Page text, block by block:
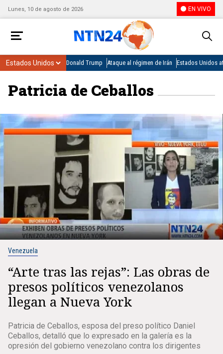
Lunes, 10 de agosto de 2026 EN VIVO
Donald Trump Ataque al régimen de Irán Estados Unidos
Patricia de Ceballos
Venezuela
“Arte tras las rejas”: Las obras de
presos políticos venezolanos
llegan a Nueva York
Patricia de Ceballos, esposa del preso político Daniel
Ceballos, detalló que lo expresado en la galería es la
opresión del gobierno venezolano contra los dirigentes